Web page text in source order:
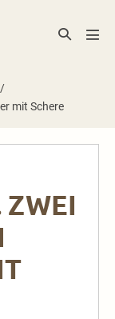
Suche-
/
mit Schere
ZWEI